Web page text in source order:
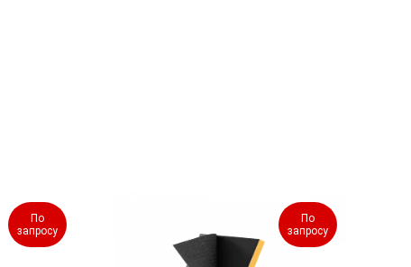
По
запросу
По
запросу